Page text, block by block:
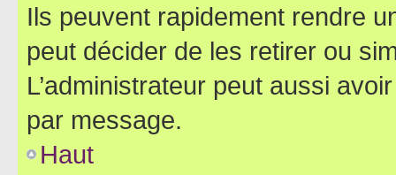
Ils peuvent rapidement rendre
peut décider de les retirer ou
L’administrateur peut aussi
par message.
Haut